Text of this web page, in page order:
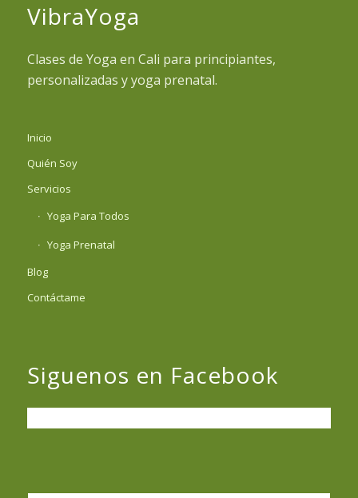
VibraYoga
Clases de Yoga en Cali para principiantes,
personalizadas y yoga prenatal.
Inicio
Quién Soy
Servicios
Yoga Para Todos
Yoga Prenatal
Blog
Contáctame
Siguenos en Facebook